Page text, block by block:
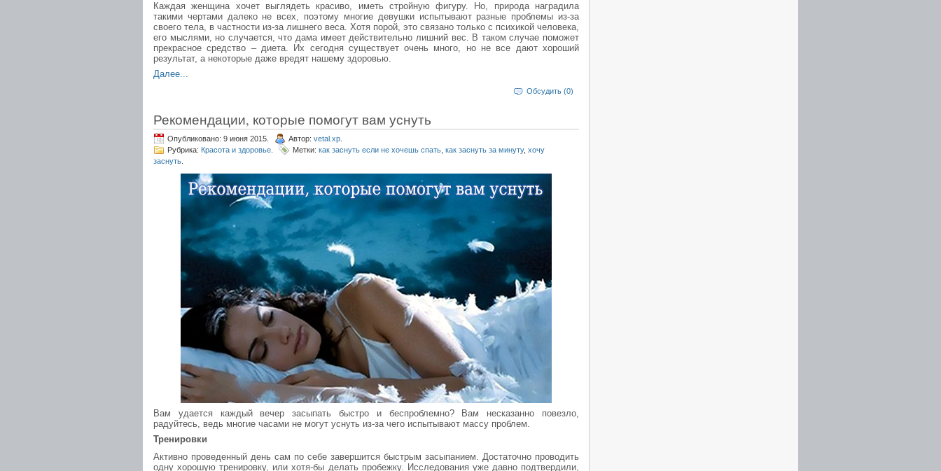
Каждая женщина хочет выглядеть красиво, иметь стройную фигуру. Но, природа наградила
такими чертами далеко не всех, поэтому многие девушки испытывают разные проблемы из-за
своего тела, в частности из-за лишнего веса. Хотя порой, это связано только с психикой человека,
его мыслями, но случается, что дама имеет действительно лишний вес. В таком случае поможет
прекрасное средство – диета. Их сегодня существует очень много, но не все дают хороший
результат, а некоторые даже вредят нашему здоровью.
Далее...
Обсудить (0)
Рекомендации, которые помогут вам уснуть
Опубликовано: 9 июня 2015. Автор: vetal.xp
Рубрика: Красота и здоровье Метки: как заснуть если не хочешь спать как заснуть за минуту, хочу
заснуть
Вам удается каждый вечер засыпать быстро и беспроблемно? Вам несказанно повезло,
радуйтесь, ведь многие часами не могут уснуть из-за чего испытывают массу проблем.
Тренировки
Активно проведенный день сам по себе завершится быстрым засыпанием. Достаточно проводить
одну хорошую тренировку, или хотя-бы делать пробежку. Исследования уже давно подтвердили,